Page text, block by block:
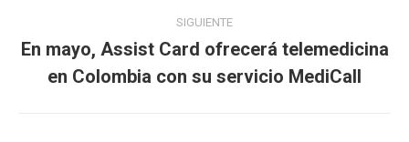
SIGUIENTE
siguiente:
En mayo, Assist Card ofrecerá telemedicina
en Colombia con su servicio MediCall